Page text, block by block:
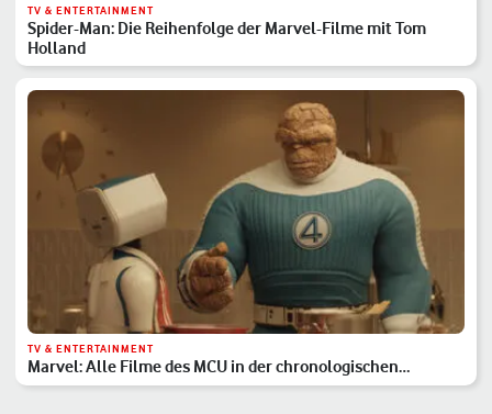
TV & ENTERTAINMENT
Spider-Man: Die Reihenfolge der Marvel-Filme mit Tom
Holland
TV & ENTERTAINMENT
Marvel: Alle Filme des MCU in der chronologischen
Reihenfolge